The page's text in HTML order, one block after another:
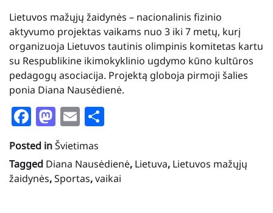
Lietuvos mažųjų žaidynės – nacionalinis fizinio
aktyvumo projektas vaikams nuo 3 iki 7 metų, kurį
organizuoja Lietuvos tautinis olimpinis komitetas kartu
su Respublikine ikimokyklinio ugdymo kūno kultūros
pedagogų asociacija. Projektą globoja pirmoji šalies
ponia Diana Nausėdienė.
Facebook
Mastodon
Email
Posted inŠvietimas
Tagged Diana Nausėdienė, Lietuva, Lietuvos mažųjų
žaidynės,Sportas,vaikai